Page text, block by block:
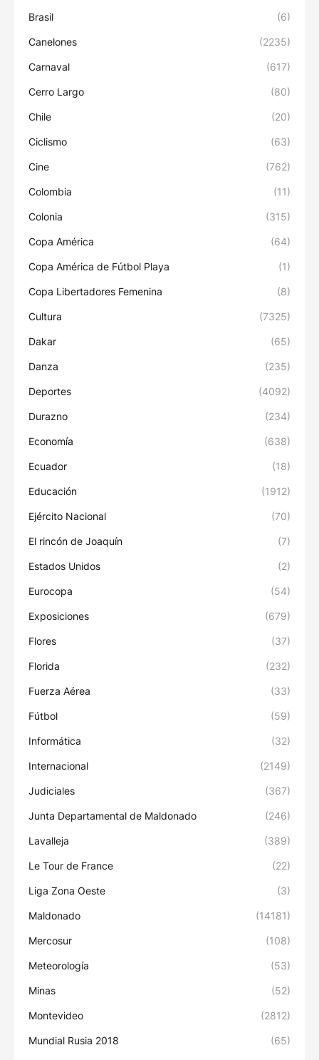
Brasil (6)
Canelones (2235)
Carnaval (617)
Cerro Largo (80)
Chile (20)
Ciclismo (63)
Cine (762)
Colombia (11)
Colonia (315)
Copa América (64)
Copa América de Fútbol Playa (1)
Copa Libertadores Femenina (8)
Cultura (7325)
Dakar (65)
Danza (235)
Deportes (4092)
Durazno (234)
Economía (638)
Ecuador (18)
Educación (1912)
Ejército Nacional (70)
El rincón de Joaquín (7)
Estados Unidos (2)
Eurocopa (54)
Exposiciones (679)
Flores (37)
Florida (232)
Fuerza Aérea (33)
Fútbol (59)
Informática (32)
Internacional (2149)
Judiciales (367)
Junta Departamental de Maldonado (246)
Lavalleja (389)
Le Tour de France (22)
Liga Zona Oeste (3)
Maldonado (14181)
Mercosur (108)
Meteorología (53)
Minas (52)
Montevideo (2812)
Mundial Rusia 2018 (65)